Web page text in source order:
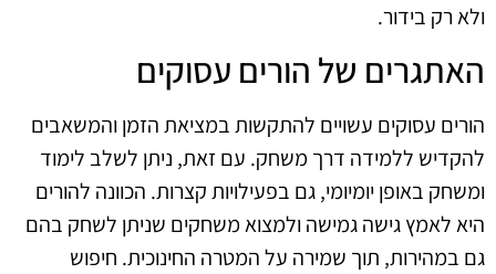
ולא רק בידור.
האתגרים של הורים עסוקים
הורים עסוקים עשויים להתקשות במציאת הזמן והמשאבים
להקדיש ללמידה דרך משחק. עם זאת, ניתן לשלב לימוד
ומשחק באופן יומיומי, גם בפעילויות קצרות. הכוונה להורים
היא לאמץ גישה גמישה ולמצוא משחקים שניתן לשחק בהם
גם במהירות, תוך שמירה על המטרה החינוכית. חיפוש